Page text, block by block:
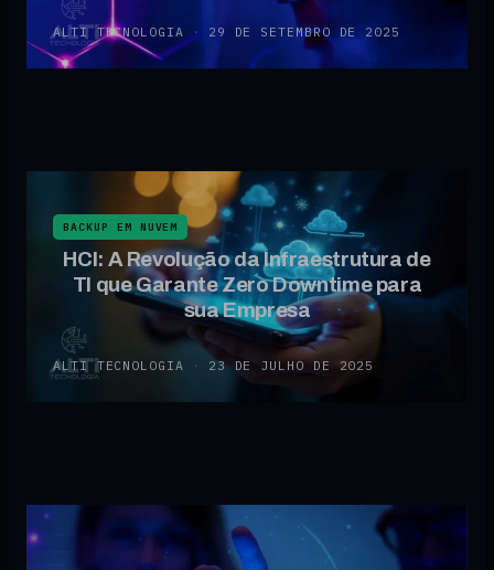
ALTI TECNOLOGIA · 29 DE SETEMBRO DE 2025
BACKUP EM NUVEM
HCI: A Revolução da Infraestrutura de
TI que Garante Zero Downtime para
sua Empresa
ALTI TECNOLOGIA · 23 DE JULHO DE 2025